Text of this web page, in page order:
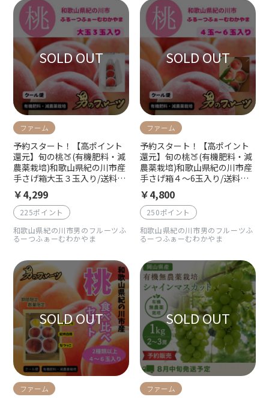
ファーム
予約スタート！【高ポイント
還元】旬の桃🍑(有機肥料・減
農薬栽培)和歌山県紀の川市産
手さげ箱大玉３玉入り/送料込
み（一部地域を除く）/クール
便でお届け 7月中旬より順次
発送
￥4,299
225ポイント
和歌山県紀の川市男のフルーツふ
るーつふぁーむわかやま
ファーム
予約スタート！【高ポイント
還元】旬の桃🍑(有機肥料・減
農薬栽培)和歌山県紀の川市産
手さげ箱４〜6玉入り/送料込
み/クール便でお届け（一部地
域を除く）7月中旬より順次発
送
￥4,800
250ポイント
和歌山県紀の川市男のフルーツふ
るーつふぁーむわかやま
ファーム ファーム